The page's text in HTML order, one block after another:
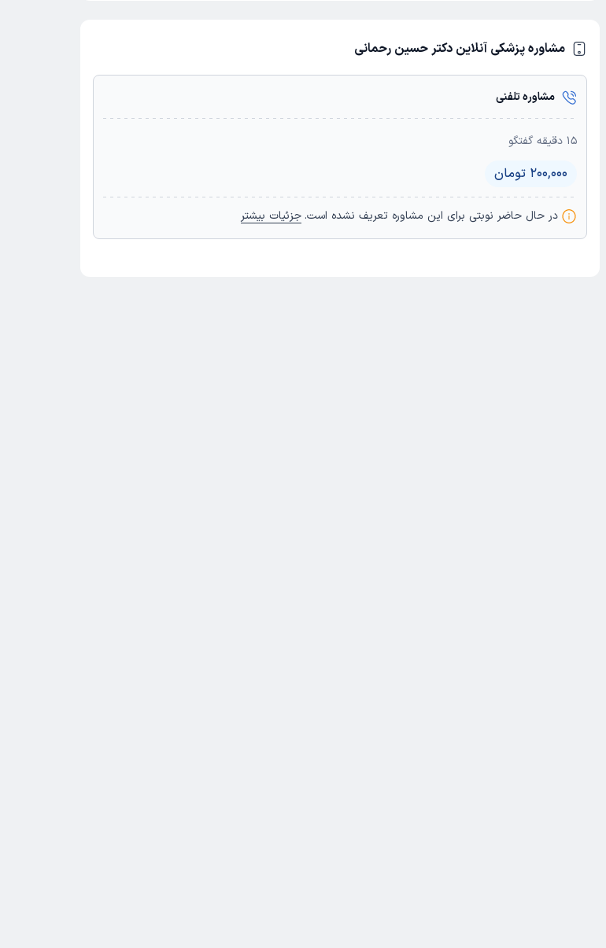
مشاوره پزشکی آنلاین دکتر حسین رحمانی
مشاوره تلفنی
15 دقیقه گفتگو
200,000 تومان
در حال حاضر نوبتی برای این مشاورە تعریف نشده است. جزئیات بیشتر